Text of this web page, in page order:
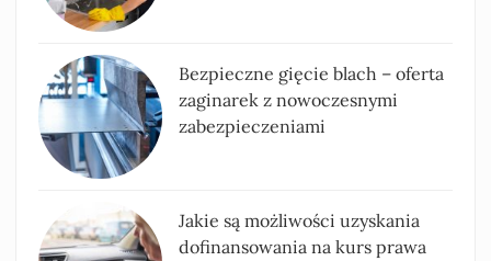
Bezpieczne gięcie blach – oferta
zaginarek z nowoczesnymi
zabezpieczeniami
Jakie są możliwości uzyskania
dofinansowania na kurs prawa